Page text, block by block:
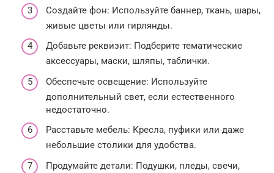
Создайте фон: Используйте баннер, ткань, шары,
живые цветы или гирлянды.
Добавьте реквизит: Подберите тематические
аксессуары, маски, шляпы, таблички.
Обеспечьте освещение: Используйте
дополнительный свет, если естественного
недостаточно.
Расставьте мебель: Кресла, пуфики или даже
небольшие столики для удобства.
Продумайте детали: Подушки, пледы, свечи,